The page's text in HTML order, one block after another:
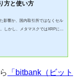
方と使い方
影響か、国内取引所ではなくセル
しかし、メタマスクではXRPに基
「bitbank（ビット